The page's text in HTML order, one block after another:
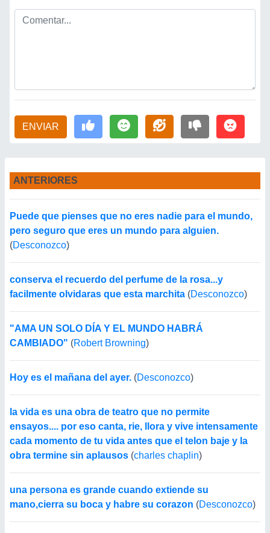
ENVIAR
ANTERIORES
Puede que pienses que no eres nadie para el mundo,
pero seguro que eres un mundo para alguien.
(Desconozco)
conserva el recuerdo del perfume de la rosa...y
facilmente olvidaras que esta marchita (Desconozco)
"AMA UN SOLO DÍA Y EL MUNDO HABRÁ
CAMBIADO" (Robert Browning)
Hoy es el mañana del ayer. (Desconozco)
la vida es una obra de teatro que no permite
ensayos.... por eso canta, rie, llora y vive intensamente
cada momento de tu vida antes que el telon baje y la
obra termine sin aplausos (charles chaplin)
una persona es grande cuando extiende su
mano,cierra su boca y habre su corazon (Desconozco)